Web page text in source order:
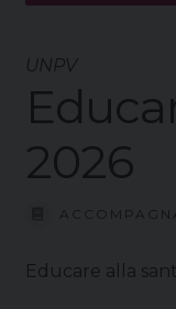
UNPV
2026
Educare alla